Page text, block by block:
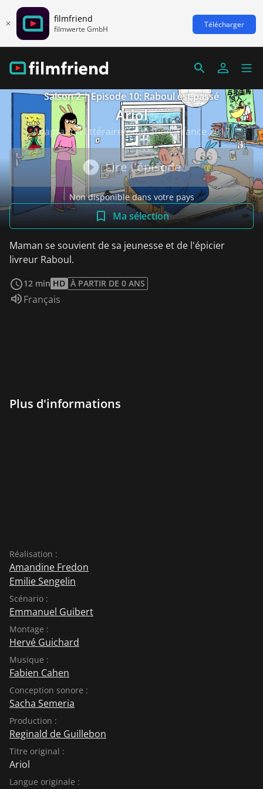
filmfriend
filmwerte GmbH Télécharger
Saison 2 | Episode 10: Raboul est passé
Ariol
Adaptation littéraire/Animation, France 2017
Lire l'épisode
Non disponible dans votre pays
Ma sélection
Maman se souvient de sa jeunesse et de l'épicier
livreur Raboul.
12 min HD À PARTIR DE 0 ANS
Audio :
Français
Plus d'informations
Réalisation :
Amandine Fredon
Emilie Sengelin
Scénario :
Emmanuel Guibert
Montage :
Hervé Guichard
Musique :
Fabien Cahen
Conception sonore :
Sacha Semeria
Production :
Reginald de Guillebon
Titre original :
Ariol
Langue originale :